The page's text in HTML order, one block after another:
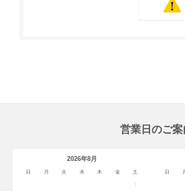
営業日のご案
2026年8月
日 月 火 水 木 金 土
1
日